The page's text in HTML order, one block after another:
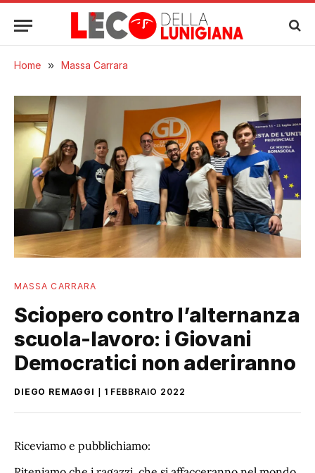
Home » Massa Carrara
MASSA CARRARA
Sciopero contro l’alternanza
scuola-lavoro: i Giovani
Democratici non aderiranno
DIEGO REMAGGI 1 FEBBRAIO 2022
Riceviamo e pubblichiamo: